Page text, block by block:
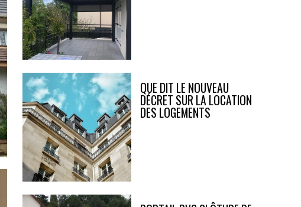
QUE DIT LE NOUVEAU
DÉCRET SUR LA LOCATION
DES LOGEMENTS